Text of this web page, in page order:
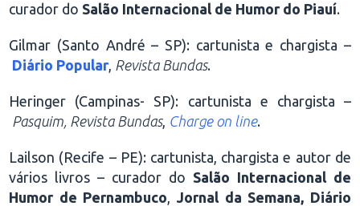
curador do Salão Internacional de Humor do Piauí.
Gilmar (Santo André – SP): cartunista e chargista –
Diário Popular, Revista Bundas.
Heringer (Campinas- SP): cartunista e chargista –
Pasquim, Revista Bundas, Charge on line.
Lailson (Recife – PE): cartunista, chargista e autor de
vários livros – curador do Salão Internacional de
Humor de Pernambuco,Jornal da Semana, Diário